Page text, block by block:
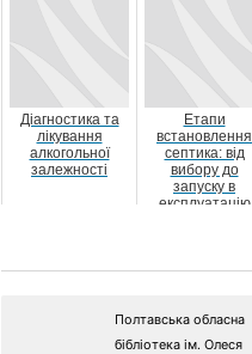
Діагностика та
лікування
алкогольної
залежності
Етапи
встановлення
септика: від
вибору до
запуску в
експлуатацію
Полтавська обласна
бібліотека ім. Олеся